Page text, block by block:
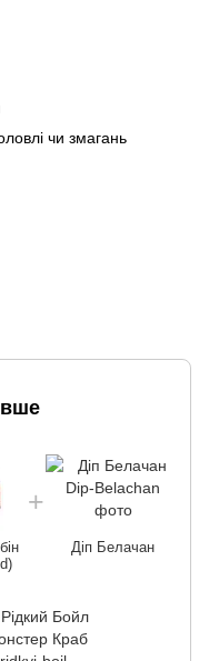
чи змагань
Діп Белачан